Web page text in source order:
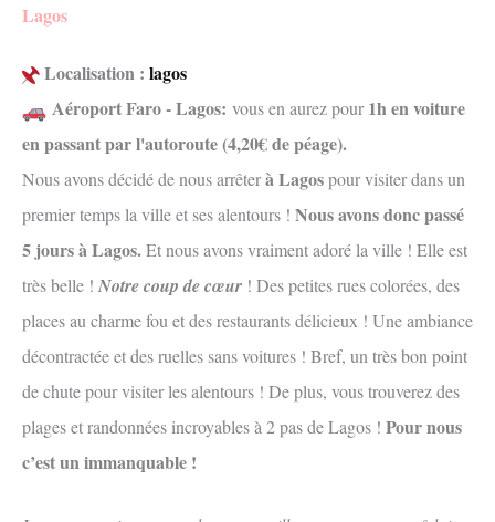
Lagos
Localisation : lagos
Aéroport Faro - Lagos: vous en aurez pour1h en voiture
en passant par l'autoroute (4,20€ de péage).
Nous avons décidé de nous arrêterà Lagospour visiter dans un
premier temps la ville et ses alentours ! Nous avons donc passé
5 jours à Lagos.Et nous avons vraiment adoré la ville ! Elle est
très belle ! Notre coup de cœur ! Des petites rues colorées, des
places au charme fou et des restaurants délicieux ! Une ambiance
décontractée et des ruelles sans voitures ! Bref, un très bon point
de chute pour visiter les alentours ! De plus, vous trouverez des
plages et randonnées incroyables à 2 pas de Lagos ! Pour nous
c’est un immanquable !